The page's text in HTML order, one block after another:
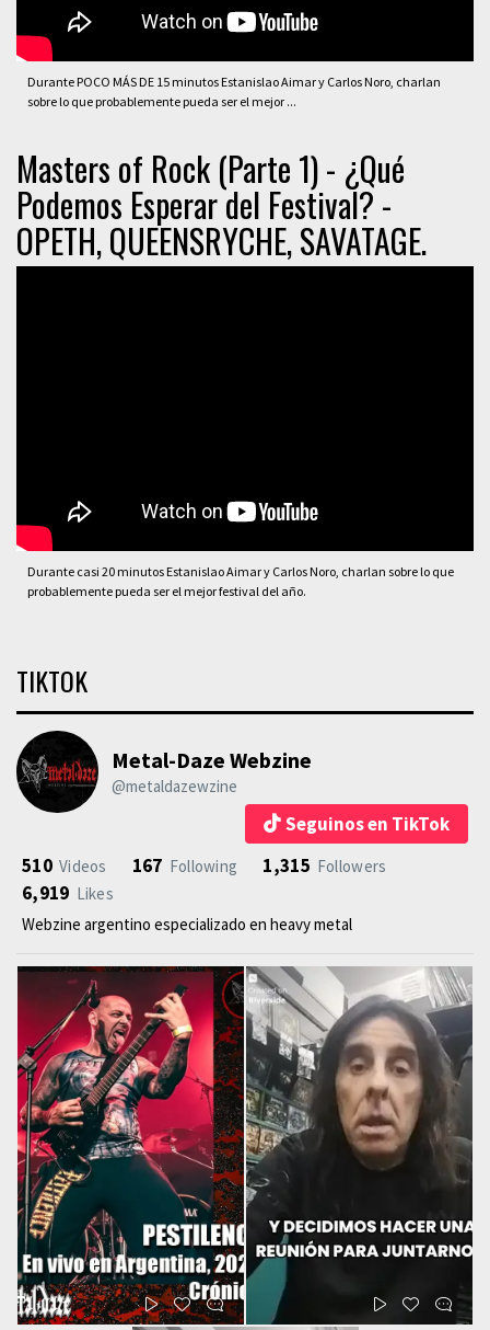
Durante POCO MÁS DE 15 minutos Estanislao Aimar y Carlos Noro, charlan
sobre lo que probablemente pueda ser el mejor ...
Masters of Rock (Parte 1) - ¿Qué
Podemos Esperar del Festival? -
OPETH, QUEENSRYCHE, SAVATAGE.
Durante casi 20 minutos Estanislao Aimar y Carlos Noro, charlan sobre lo que
probablemente pueda ser el mejor festival del año.
TIKTOK
Metal-Daze Webzine
@metaldazewzine
Seguinos en TikTok
510 Videos 167 Following 1,315 Followers
6,919 Likes
Webzine argentino especializado en heavy metal